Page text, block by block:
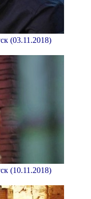
(03.11.2018)
(10.11.2018)